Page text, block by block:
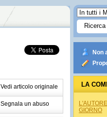
Vedi articolo originale
Segnala un abuso
Non
LA
GIORNO